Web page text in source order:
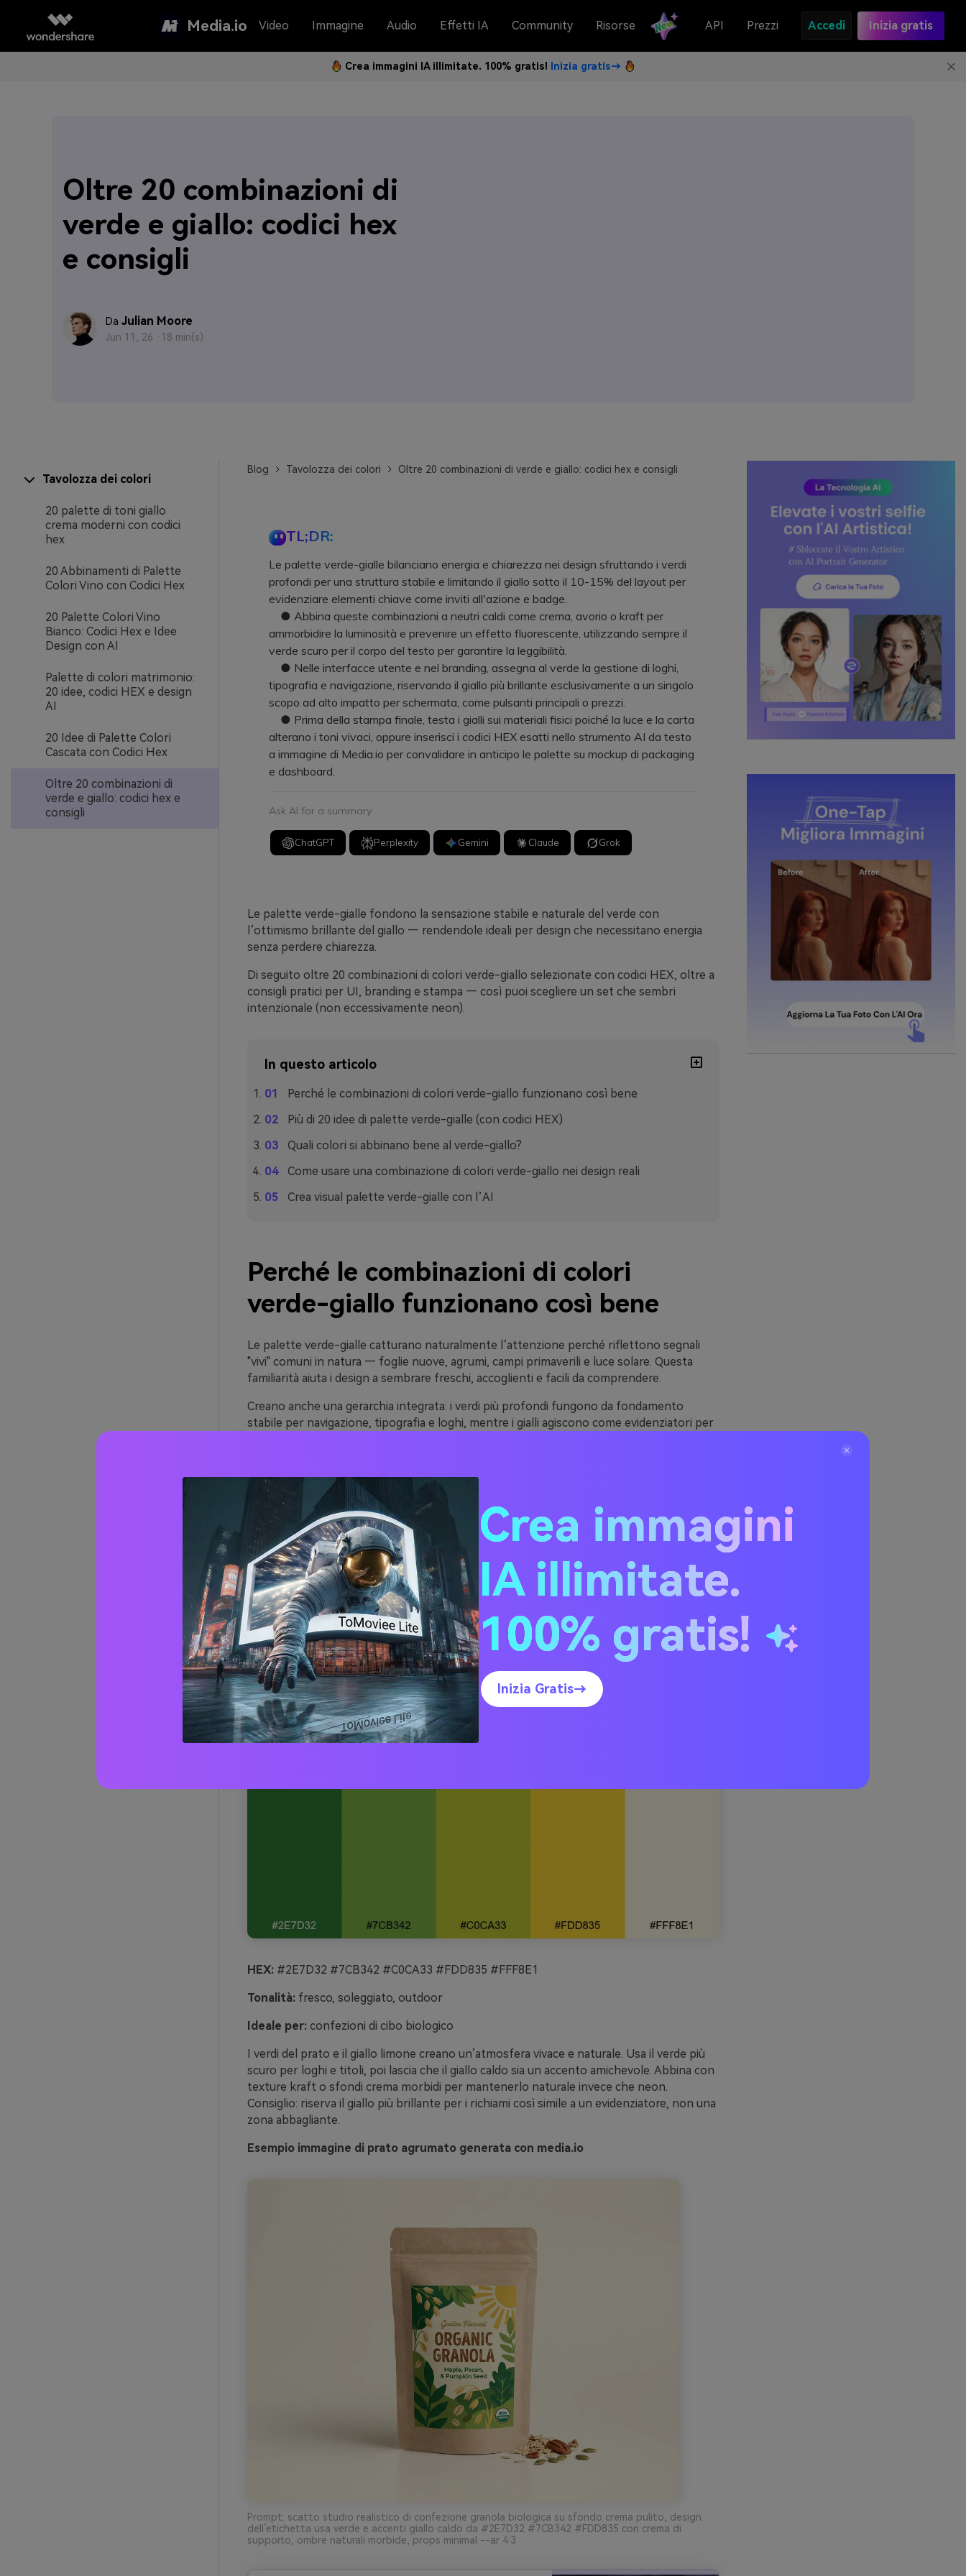
Media.io Video Immagine Audio Effetti IA Community Risorse API Prezzi Accedi Inizia gratis
Crea immagini IA illimitate. 100% gratis! Inizia gratis→
Oltre 20 combinazioni di
verde e giallo: codici hex
e consigli
Da Julian Moore
Jun 11, 26 · 18 min(s)
Tavolozza dei colori
20 palette di toni giallo
crema moderni con codici
hex
20 Abbinamenti di Palette
Colori Vino con Codici Hex
20 Palette Colori Vino
Bianco: Codici Hex e Idee
Design con AI
Palette di colori matrimonio:
20 idee, codici HEX e design
AI
20 Idee di Palette Colori
Cascata con Codici Hex
Oltre 20 combinazioni di
verde e giallo: codici hex e
consigli
Blog Tavolozza dei colori Oltre 20 combinazioni di verde e giallo: codici hex e consigli
TL;DR:
Le palette verde-gialle bilanciano energia e chiarezza nei design sfruttando i verdi
profondi per una struttura stabile e limitando il giallo sotto il 10-15% del layout per
evidenziare elementi chiave come inviti all'azione e badge.
● Abbina queste combinazioni a neutri caldi come crema, avorio o kraft per
ammorbidire la luminosità e prevenire un effetto fluorescente, utilizzando sempre il
verde scuro per il corpo del testo per garantire la leggibilità.
● Nelle interfacce utente e nel branding, assegna al verde la gestione di loghi,
tipografia e navigazione, riservando il giallo più brillante esclusivamente a un singolo
scopo ad alto impatto per schermata, come pulsanti principali o prezzi.
● Prima della stampa finale, testa i gialli sui materiali fisici poiché la luce e la carta
alterano i toni vivaci, oppure inserisci i codici HEX esatti nello strumento AI da testo
a immagine di Media.io per convalidare in anticipo le palette su mockup di packaging
e dashboard.
Ask AI for a summary
ChatGPT Perplexity Gemini Claude Grok
Le palette verde-gialle fondono la sensazione stabile e naturale del verde con
l’ottimismo brillante del giallo — rendendole ideali per design che necessitano energia
senza perdere chiarezza.
Di seguito oltre 20 combinazioni di colori verde-giallo selezionate con codici HEX, oltre a
consigli pratici per UI, branding e stampa — così puoi scegliere un set che sembri
intenzionale (non eccessivamente neon).
In questo articolo
Perché le combinazioni di colori verde-giallo funzionano così bene
Più di 20 idee di palette verde-gialle (con codici HEX)
Quali colori si abbinano bene al verde-giallo?
Come usare una combinazione di colori verde-giallo nei design reali
Crea visual palette verde-gialle con l’AI
Perché le combinazioni di colori
verde-giallo funzionano così bene
Le palette verde-gialle catturano naturalmente l’attenzione perché riflettono segnali
"vivi" comuni in natura — foglie nuove, agrumi, campi primaverili e luce solare. Questa
familiarità aiuta i design a sembrare freschi, accoglienti e facili da comprendere.
Creano anche una gerarchia integrata: i verdi più profondi fungono da fondamento
stabile per navigazione, tipografia e loghi, mentre i gialli agiscono come evidenziatori per
ed elettrico (lime neon + quasi nero) senza cambiare la storia della palette.
Più di 20 idee di palette verde-gialle
(con codici HEX)
1) Prato Agrumato
HEX:#2E7D32 #7CB342 #C0CA33 #FDD835 #FFF8E1
Tonalità:fresco, soleggiato, outdoor
Ideale per:confezioni di cibo biologico
I verdi del prato e il giallo limone creano un’atmosfera vivace e naturale. Usa il verde più
scuro per loghi e titoli, poi lascia che il giallo caldo sia un accento amichevole. Abbina con
texture kraft o sfondi crema morbidi per mantenerlo naturale invece che neon.
Consiglio: riserva il giallo più brillante per i richiami così simile a un evidenziatore, non una
zona abbagliante.
Esempio immagine di prato agrumato generata con media.io
Prompt: scatto studio realistico di confezione granola biologica su sfondo crema pulito, design
dell’etichetta usa verde e accenti giallo caldo da #2E7D32 #7CB342 #FDD835 con crema di
supporto, ombre naturali morbide, props minimal --ar 4:3
Crea immagini
IA illimitate.
100% gratis!
Inizia Gratis→